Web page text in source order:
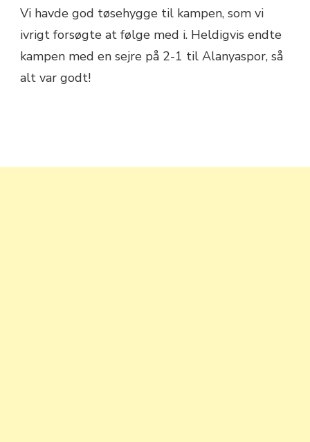
Vi havde god tøsehygge til kampen, som vi
ivrigt forsøgte at følge med i. Heldigvis endte
kampen med en sejre på 2-1 til Alanyaspor, så
alt var godt!